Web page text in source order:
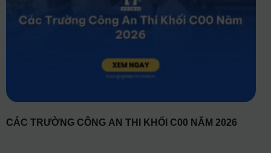
CÁC TRƯỜNG CÔNG AN THI KHỐI C00 NĂM 2026